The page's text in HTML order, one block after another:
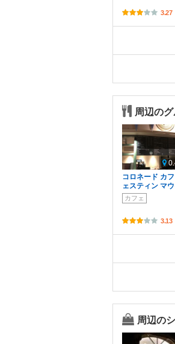
3.27
周辺の
コロネード カ
ェスティン マ
カフェ
3.13
周辺の